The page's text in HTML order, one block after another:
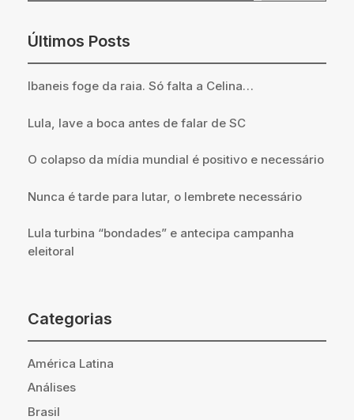
Últimos Posts
Ibaneis foge da raia. Só falta a Celina…
Lula, lave a boca antes de falar de SC
O colapso da mídia mundial é positivo e necessário
Nunca é tarde para lutar, o lembrete necessário
Lula turbina “bondades” e antecipa campanha
eleitoral
Categorias
América Latina
Análises
Brasil